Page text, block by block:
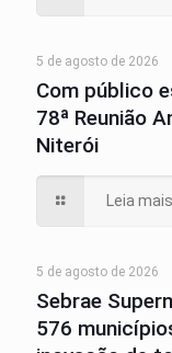
5 de agosto de 2026
Com público
78ª Reunião
Niterói
Leia mais
5 de agosto de 2026
Sebrae
576